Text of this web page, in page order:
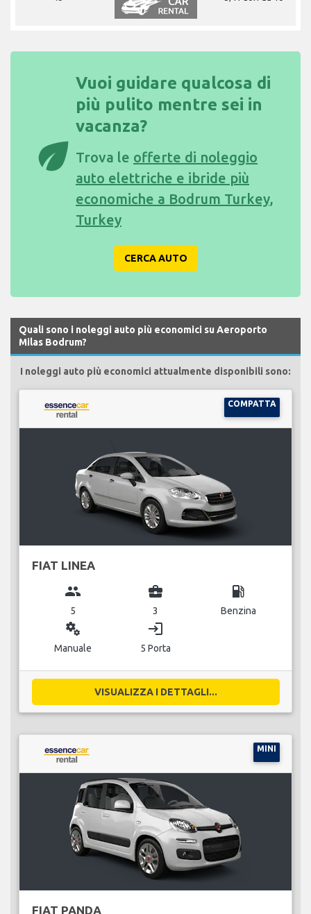
eco
Vuoi guidare qualcosa di
più pulito mentre sei in
vacanza?
Trova le offerte di noleggio
auto elettriche e ibride più
economiche a Bodrum Turkey,
Turkey
CERCA AUTO
Quali sono i noleggi auto più economici su Aeroporto
Milas Bodrum?
I noleggi auto più economici attualmente disponibili sono:
COMPATTA
FIAT LINEA
group
5
business_center
3
local_gas_station
Benzina
miscellaneous_services
Manuale
login
5 Porta
VISUALIZZA I DETTAGLI...
MINI
FIAT PANDA